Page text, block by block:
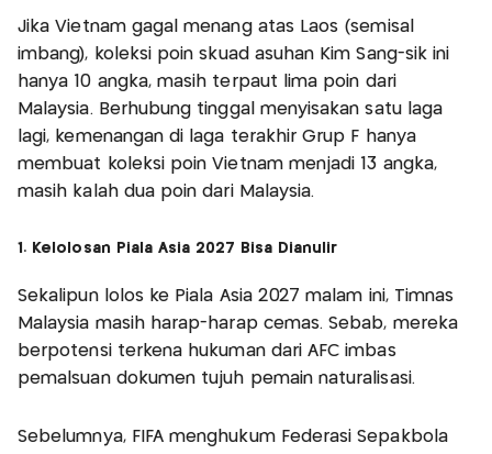
Jika Vietnam gagal menang atas Laos (semisal
imbang), koleksi poin skuad asuhan Kim Sang-sik ini
hanya 10 angka, masih terpaut lima poin dari
Malaysia. Berhubung tinggal menyisakan satu laga
lagi, kemenangan di laga terakhir Grup F hanya
membuat koleksi poin Vietnam menjadi 13 angka,
masih kalah dua poin dari Malaysia.
1. Kelolosan Piala Asia 2027 Bisa Dianulir
Sekalipun lolos ke Piala Asia 2027 malam ini, Timnas
Malaysia masih harap-harap cemas. Sebab, mereka
berpotensi terkena hukuman dari AFC imbas
pemalsuan dokumen tujuh pemain naturalisasi.
Sebelumnya, FIFA menghukum Federasi Sepakbola